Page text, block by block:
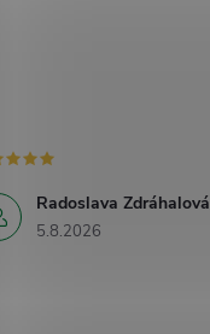
Radoslava Zdráhalová
5.8.2026